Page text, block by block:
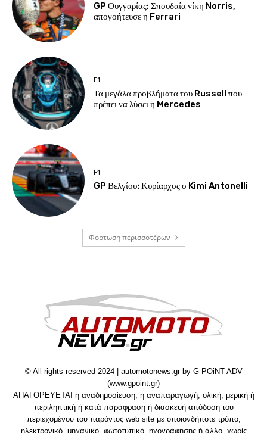
GP Ουγγαρίας: Σπουδαία νίκη Norris,
απογοήτευσε η Ferrari
F1
Τα μεγάλα προβλήματα του Russell που
πρέπει να λύσει η Mercedes
F1
GP Βελγίου: Κυρίαρχος ο Kimi Antonelli
Φόρτωση περισσοτέρων
© All rights reserved 2024 | automotonews.gr by G POiNT ADV
(www.gpoint.gr)
ΑΠΑΓΟΡΕΥΕΤΑΙ η αναδημοσίευση, η αναπαραγωγή, ολική, μερική ή
περιληπτική ή κατά παράφραση ή διασκευή απόδοση του
περιεχομένου του παρόντος web site με οποιονδήποτε τρόπο,
ηλεκτρονικό, μηχανικό, φωτοτυπικό, ηχογράφησης ή άλλο, χωρίς